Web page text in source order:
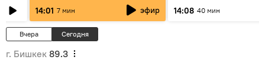
14:01 7 мин эфир
14:08 40 мин
Вчера Сегодня
г. Бишкек 89.3